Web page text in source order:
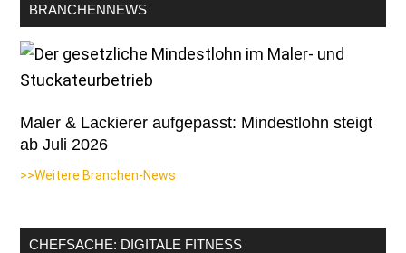
BRANCHENNEWS
Maler & Lackierer aufgepasst: Mindestlohn steigt
ab Juli 2026
>>Weitere Branchen-News
CHEFSACHE: DIGITALE FITNESS